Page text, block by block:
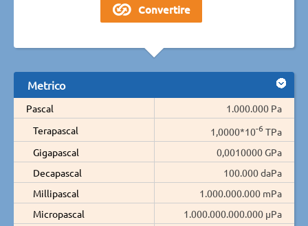
Metrico
Pascal
1.000.000 Pa
Terapascal
1,0000*10-6 TPa
Gigapascal
0,0010000 GPa
Decapascal
100.000 daPa
Millipascal
1.000.000.000 mPa
Micropascal
1.000.000.000.000 µPa